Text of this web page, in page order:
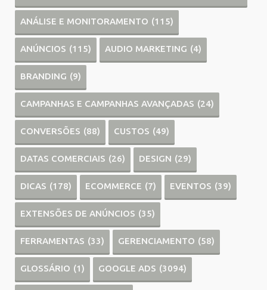
ANÁLISE E MONITORAMENTO (115)
ANÚNCIOS (115) AUDIO MARKETING (4)
BRANDING (9)
CAMPANHAS E CAMPANHAS AVANÇADAS (24)
CONVERSÕES (88) CUSTOS (49)
DATAS COMERCIAIS (26) DESIGN (29)
DICAS (178) ECOMMERCE (7) EVENTOS (39)
EXTENSÕES DE ANÚNCIOS (35)
FERRAMENTAS (33) GERENCIAMENTO (58)
GLOSSÁRIO (1) GOOGLE ADS (3094)